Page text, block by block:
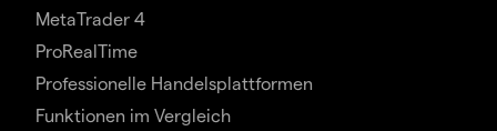
MetaTrader 4
ProRealTime
Professionelle Handelsplattformen
Funktionen im Vergleich